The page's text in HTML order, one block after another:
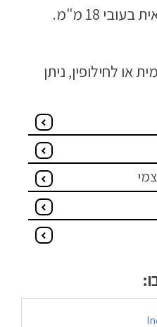
18 מ"מ.
או לחילופין, ניתן